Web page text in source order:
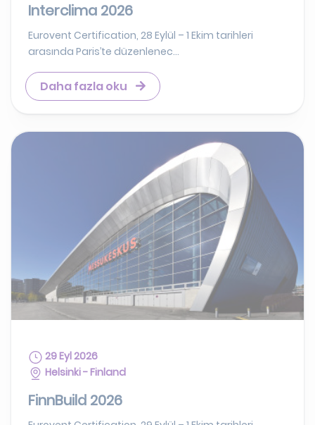
Interclima 2026
Eurovent Certification, 28 Eylül – 1 Ekim tarihleri
arasında Paris’te düzenlenec...
Daha fazla oku
29 Eyl 2026
Helsinki - Finland
FinnBuild 2026